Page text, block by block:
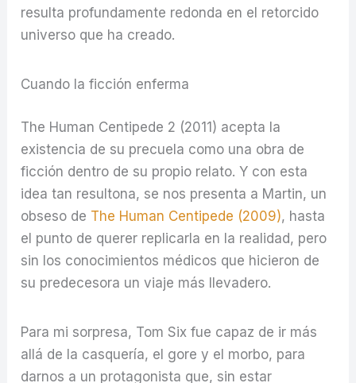
resulta profundamente redonda en el retorcido
universo que ha creado.
Cuando la ficción enferma
The Human Centipede 2 (2011) acepta la
existencia de su precuela como una obra de
ficción dentro de su propio relato. Y con esta
idea tan resultona, se nos presenta a Martin, un
obseso de The Human Centipede (2009), hasta
el punto de querer replicarla en la realidad, pero
sin los conocimientos médicos que hicieron de
su predecesora un viaje más llevadero.
Para mi sorpresa, Tom Six fue capaz de ir más
allá de la casquería, el gore y el morbo, para
darnos a un protagonista que, sin estar